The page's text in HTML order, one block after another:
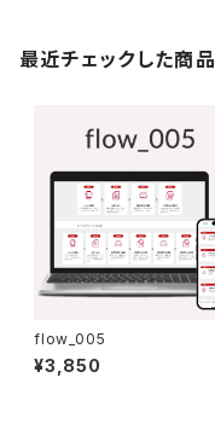
最近チェックした商品
flow_005
¥3,850